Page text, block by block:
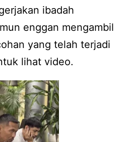
ibadah
enggan mengambil
yang telah terjadi
lihat video.